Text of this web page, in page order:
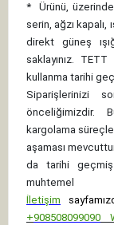
*
Ürünü,
serin, ağzı
direkt güneş
saklayınız. TETT
kullanma tarihi
Siparişlerinizi
önceliğimizdir.
kargolama
aşaması
da tarihi geçmiş
İletişim
+908508099090